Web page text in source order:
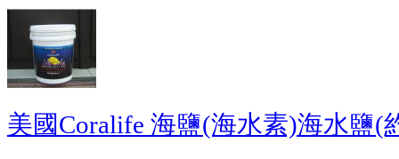
美國Coralife 海鹽(海水素)海水鹽(